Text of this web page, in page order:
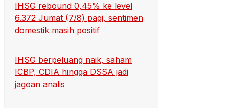
IHSG rebound 0,45% ke level
6.372 Jumat (7/8) pagi, sentimen
domestik masih positif
IHSG berpeluang naik, saham
ICBP, CDIA hingga DSSA jadi
jagoan analis